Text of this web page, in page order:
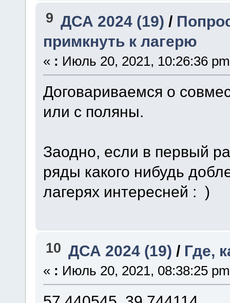
9 ДСА 2024 (19) /
примкнуть к лагерю
« : Июль 20, 2021, 10:26:36
Договариваемся о
или с поляны.
Заодно, если в первый
ряды какого нибудь
лагерях интересней : )
10 ДСА 2024 (19) / Где,
« : Июль 20, 2021, 08:38:25